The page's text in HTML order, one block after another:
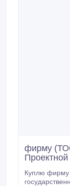
фирму
Куплю